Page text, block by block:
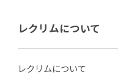
レクリムについて
レクリムについて